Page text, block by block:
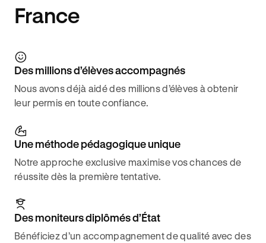
France
Des millions d’élèves accompagnés
Nous avons déjà aidé des millions d’élèves à obtenir
leur permis en toute confiance.
Une méthode pédagogique unique
Notre approche exclusive maximise vos chances de
réussite dès la première tentative.
Des moniteurs diplômés d’État
Bénéficiez d’un accompagnement de qualité avec des